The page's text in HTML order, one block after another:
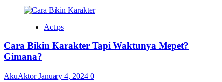
Actips
Cara Bikin Karakter Tapi Waktunya Mepet?
Gimana?
AkuAktorJanuary 4, 2024 0